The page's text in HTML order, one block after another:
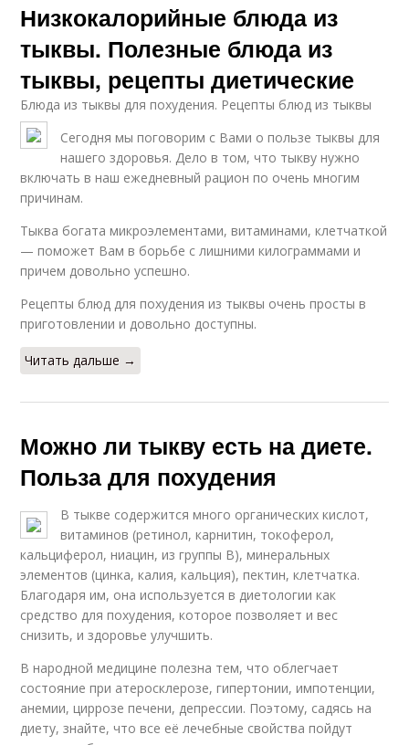
Низкокалорийные блюда из
тыквы. Полезные блюда из
тыквы, рецепты диетические
Блюда из тыквы для похудения. Рецепты блюд из тыквы
Сегодня мы поговорим с Вами о пользе тыквы для
нашего здоровья. Дело в том, что тыкву нужно
включать в наш ежедневный рацион по очень многим
причинам.
Тыква богата микроэлементами, витаминами, клетчаткой
— поможет Вам в борьбе с лишними килограммами и
причем довольно успешно.
Рецепты блюд для похудения из тыквы очень просты в
приготовлении и довольно доступны.
Читать дальше →
Можно ли тыкву есть на диете.
Польза для похудения
В тыкве содержится много органических кислот,
витаминов (ретинол, карнитин, токоферол,
кальциферол, ниацин, из группы В), минеральных
элементов (цинка, калия, кальция), пектин, клетчатка.
Благодаря им, она используется в диетологии как
средство для похудения, которое позволяет и вес
снизить, и здоровье улучшить.
В народной медицине полезна тем, что облегчает
состояние при атеросклерозе, гипертонии, импотенции,
анемии, циррозе печени, депрессии. Поэтому, садясь на
диету, знайте, что все её лечебные свойства пойдут